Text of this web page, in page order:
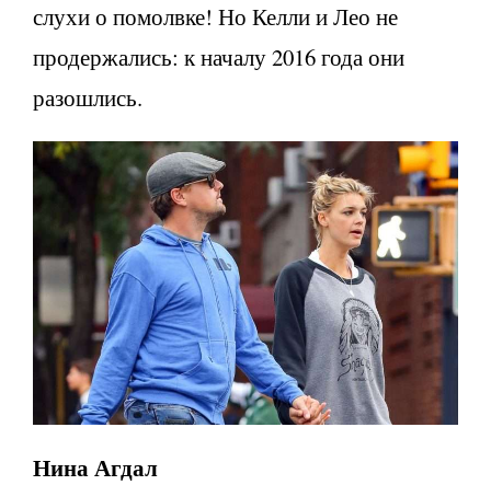
слухи о помолвке! Но Келли и Лео не
продержались: к началу 2016 года они
разошлись.
Нина Агдал